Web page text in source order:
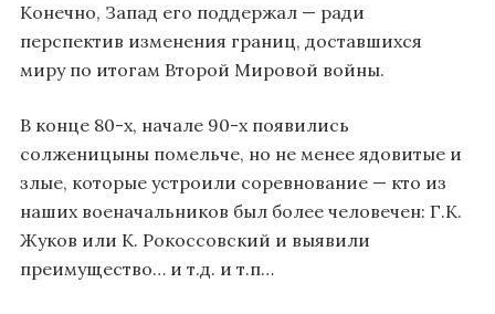
Конечно, Запад его поддержал — ради
перспектив изменения границ, доставшихся
миру по итогам Второй Мировой войны.
В конце 80-х, начале 90-х появились
солженицыны помельче, но не менее ядовитые и
злые, которые устроили соревнование — кто из
наших военачальников был более человечен: Г.К.
Жуков или К. Рокоссовский и выявили
преимущество… и т.д. и т.п…